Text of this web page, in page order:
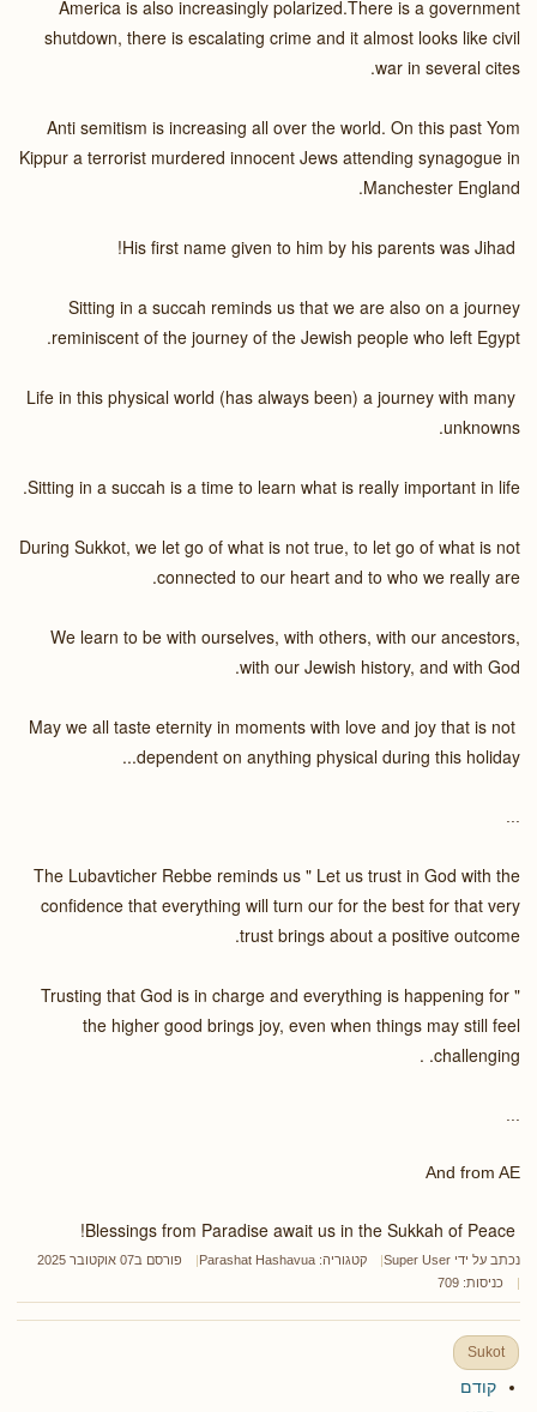
America is also increasingly polarized.There is a government
shutdown, there is escalating crime and it almost looks like civil
war in several cites.
Anti semitism is increasing all over the world. On this past Yom
Kippur a terrorist murdered innocent Jews attending synagogue in
Manchester England.
Sitting in a succah reminds us that we are also on a journey
reminiscent of the journey of the Jewish people who left Egypt.
Life in this physical world (has always been) a journey with many
unknowns.
Sitting in a succah is a time to learn what is really important in life.
During Sukkot, we let go of what is not true, to let go of what is not
connected to our heart and to who we really are.
We learn to be with ourselves, with others, with our ancestors,
with our Jewish history, and with God.
May we all taste eternity in moments with love and joy that is not
dependent on anything physical during this holiday...
The Lubavticher Rebbe reminds us " Let us trust in God with the
confidence that everything will turn our for the best for that very
trust brings about a positive outcome.
" Trusting that God is in charge and everything is happening for
the higher good brings joy, even when things may still feel
challenging. .
And from AE
נכתב על ידי Super User קטגוריה: Parashat Hashavua
פורסם ב07 אוקטובר 2025
כניסות: 709
Sukot
קודם